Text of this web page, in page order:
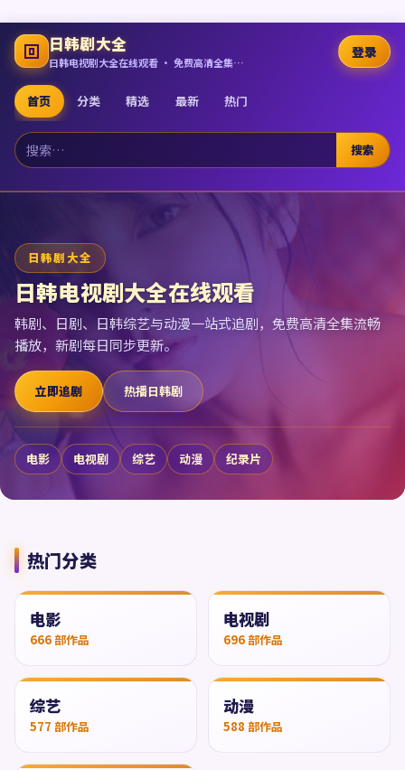
日韩剧大全
日韩电视剧大全在线观看 · 免费高清全集追剧
首页 分类 精选 最新 热门
搜索
登录
日韩剧大全
日韩电视剧大全在线观看
韩剧、日剧、日韩综艺与动漫一站式追剧，免费高清全集流畅
播放，新剧每日同步更新。
立即追剧 热播日韩剧
电影 电视剧 综艺 动漫 纪录片
热门分类
电影
666 部作品
电视剧
696 部作品
综艺
577 部作品
动漫
588 部作品